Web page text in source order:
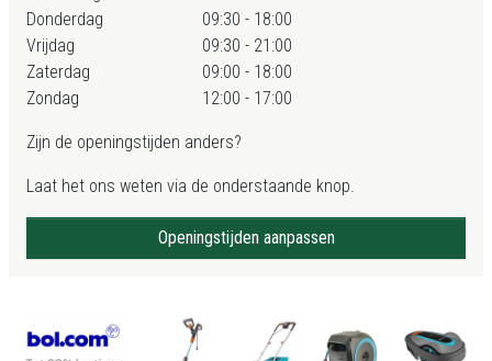
Donderdag
09:30 - 18:00
Vrijdag
09:30 - 21:00
Zaterdag
09:00 - 18:00
Zondag
12:00 - 17:00
Zijn de openingstijden anders?
Laat het ons weten via de onderstaande knop.
Openingstijden aanpassen